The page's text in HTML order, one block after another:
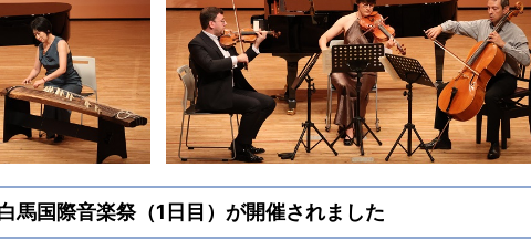
馬国際音楽祭（1日目）が開催されました